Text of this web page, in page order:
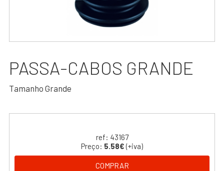
PASSA-CABOS GRANDE
Tamanho Grande
ref: 43167
Preço: 5.58€ (+iva)
COMPRAR